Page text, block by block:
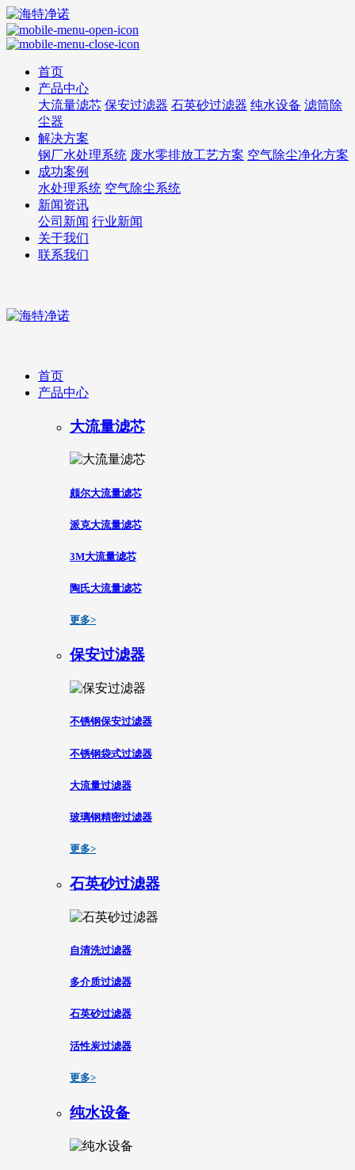
首页
产品中心
大流量滤芯 保安过滤器 石英砂过滤器 纯水设备 滤筒除
尘器
解决方案
钢厂水处理系统 废水零排放工艺方案 空气除尘净化方案
成功案例
水处理系统 空气除尘系统
新闻资讯
公司新闻 行业新闻
关于我们
联系我们
首页
产品中心
大流量滤芯
颇尔大流量滤芯
派克大流量滤芯
3M大流量滤芯
陶氏大流量滤芯
更多>
保安过滤器
不锈钢保安过滤器
不锈钢袋式过滤器
大流量过滤器
玻璃钢精密过滤器
更多>
石英砂过滤器
自清洗过滤器
多介质过滤器
石英砂过滤器
活性炭过滤器
更多>
纯水设备